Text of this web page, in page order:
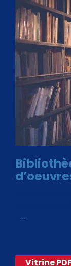
…
Vitrine